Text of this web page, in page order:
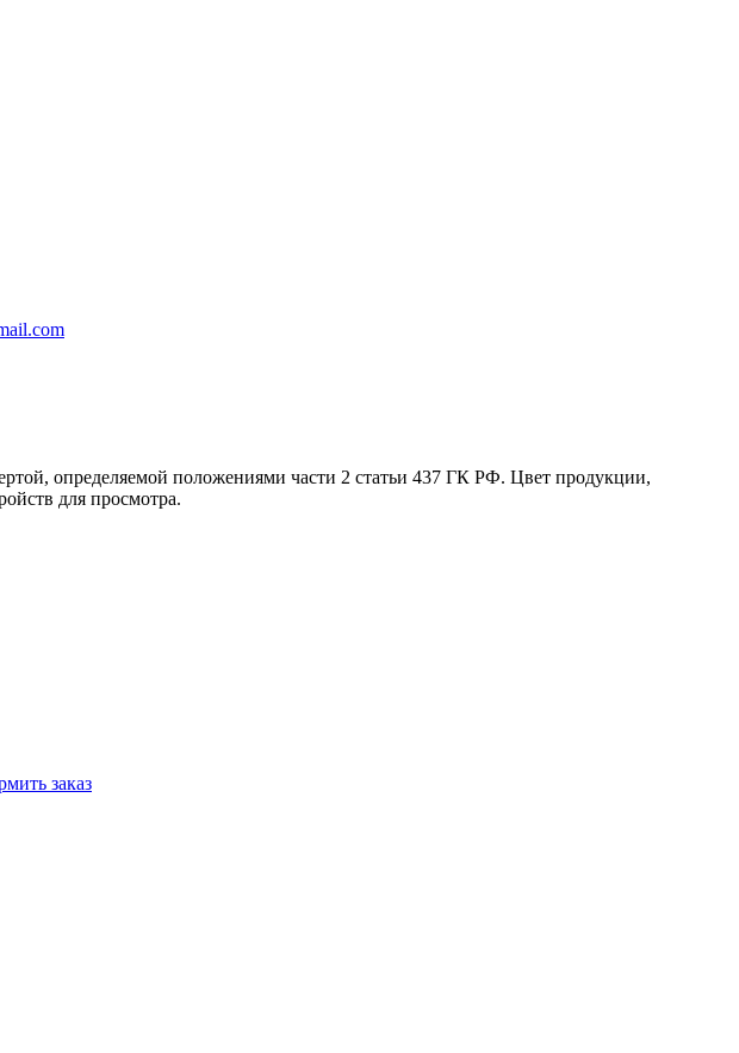
определяемой положениями части 2 статьи 437 ГК РФ. Цвет продукции,
для просмотра.
заказ